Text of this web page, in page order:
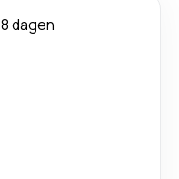
8 dagen